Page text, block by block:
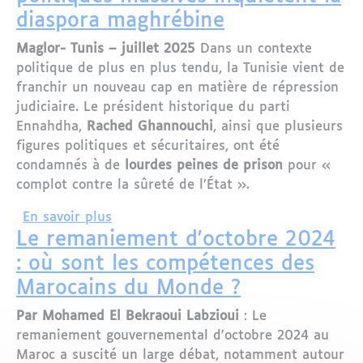
diaspora maghrébine
Maglor- Tunis – juillet 2025 Dans un contexte
politique de plus en plus tendu, la Tunisie vient de
franchir un nouveau cap en matière de répression
judiciaire. Le président historique du parti
Ennahdha, Rached Ghannouchi, ainsi que plusieurs
figures politiques et sécuritaires, ont été
condamnés à de
lourdes peines de prison pour «
complot contre la sûreté de l’État ».
En savoir plus
Le remaniement d'octobre 2024
: où sont les compétences des
Marocains du Monde ?
Par Mohamed El Bekraoui Labzioui : Le
remaniement gouvernemental d'octobre 2024 au
Maroc a suscité un large débat, notamment autour